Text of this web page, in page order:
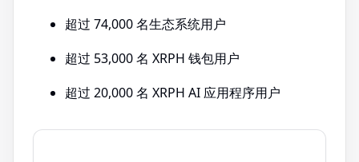
超过 74,000 名生态系统用户
超过 53,000 名 XRPH 钱包用户
超过 20,000 名 XRPH AI 应用程序用户